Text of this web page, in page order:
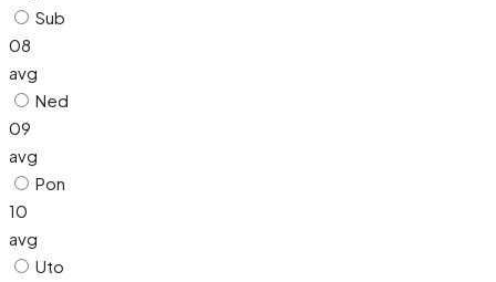
Sub
08
avg
Ned
09
avg
Pon
10
avg
Uto